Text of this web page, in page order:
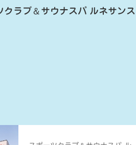
クラブ＆サウナスパ ルネサン